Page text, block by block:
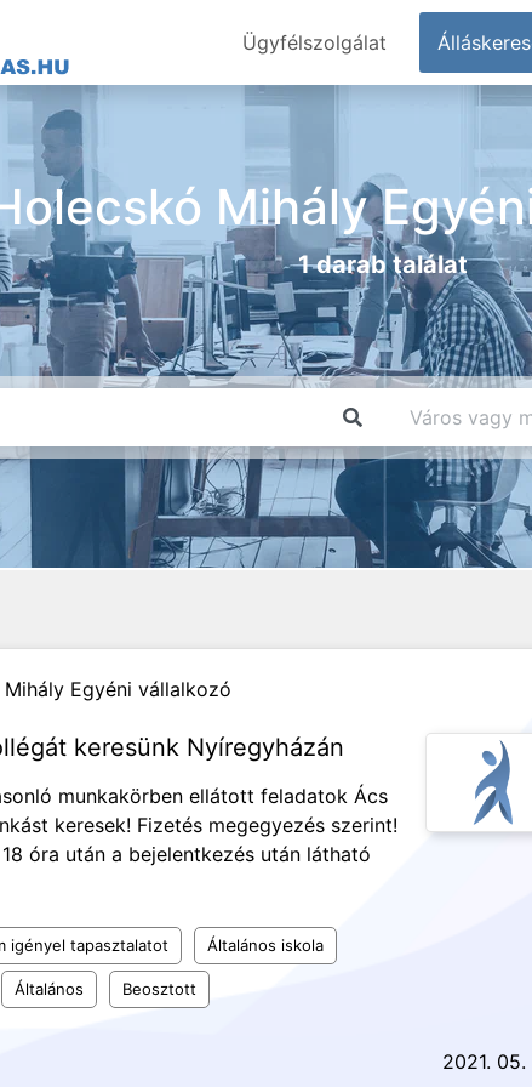
Ügyfélszolgálat
Mihály
1 darab találat
Egyéni vállalkozó
keresünk Nyíregyházán
munkakörben ellátott feladatok Ács
keresek! Fizetés megegyezés szerint!
óra után a bejelentkezés után látható
igényel tapasztalatot Általános iskola
Általános Beosztott
2021. 05.